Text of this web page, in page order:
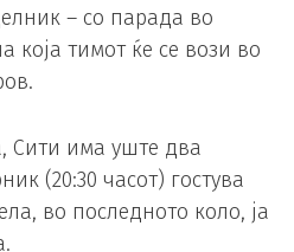
– со парада во
која тимот ќе се вози во
Сити има уште два
(20:30 часот) гостува
во последното коло, ја